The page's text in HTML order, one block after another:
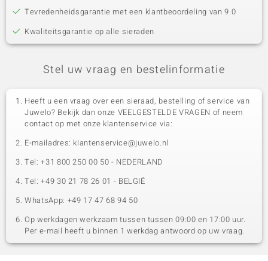
Tevredenheidsgarantie met een klantbeoordeling van 9.0
Kwaliteitsgarantie op alle sieraden
Stel uw vraag en bestelinformatie
Heeft u een vraag over een sieraad, bestelling of service van
Juwelo? Bekijk dan onze VEELGESTELDE VRAGEN of neem
contact op met onze klantenservice via:
E-mailadres: klantenservice@juwelo.nl
Tel: +31 800 250 00 50 - NEDERLAND
Tel: +49 30 21 78 26 01 - BELGIË
WhatsApp: +49 17 47 68 94 50
Op werkdagen werkzaam tussen tussen 09:00 en 17:00 uur.
Per e-mail heeft u binnen 1 werkdag antwoord op uw vraag.